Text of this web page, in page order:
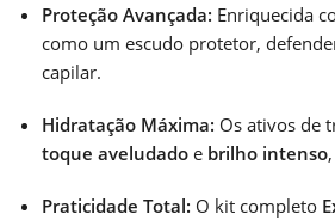
Proteção Avançada: Enriquecida
como um escudo protetor,
capilar.
Hidratação Máxima: Os ativos de
toque aveludado e brilho intenso
Praticidade Total: O kit completo